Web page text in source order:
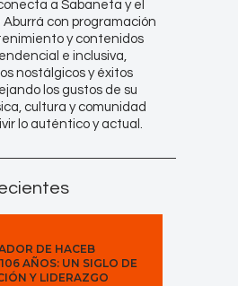
a Sabaneta y el
Aburrá con programación
y contenidos
e inclusiva,
nostálgicos y éxitos
los gustos de su
cultura y comunidad
lo auténtico y actual.
DE HACEB
AÑOS: UN SIGLO DE
Y LIDERAZGO